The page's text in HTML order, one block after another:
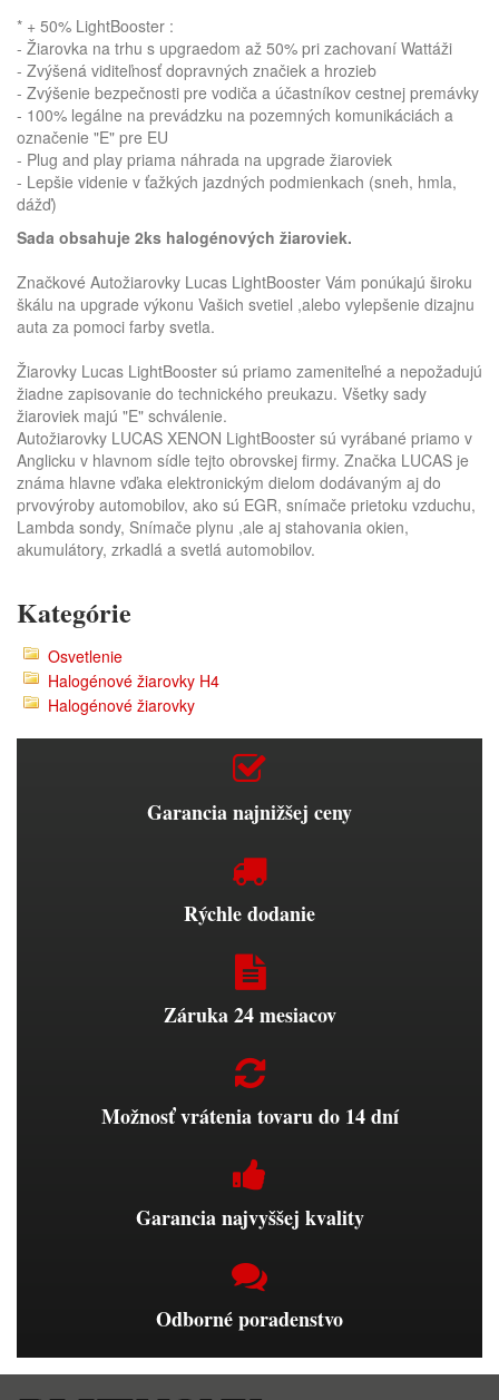
* + 50% LightBooster :
- Žiarovka na trhu s upgraedom až 50% pri zachovaní Wattáži
- Zvýšená viditeľnosť dopravných značiek a hrozieb
- Zvýšenie bezpečnosti pre vodiča a účastníkov cestnej premávky
- 100% legálne na prevádzku na pozemných komunikáciách a
označenie "E" pre EU
- Plug and play priama náhrada na upgrade žiaroviek
- Lepšie videnie v ťažkých jazdných podmienkach (sneh, hmla,
dážď)
Sada obsahuje 2ks halogénových žiaroviek.
Značkové Autožiarovky Lucas LightBooster Vám ponúkajú široku
škálu na upgrade výkonu Vašich svetiel ,alebo vylepšenie dizajnu
auta za pomoci farby svetla.
Žiarovky Lucas LightBooster sú priamo zameniteľné a nepožadujú
žiadne zapisovanie do technického preukazu. Všetky sady
žiaroviek majú "E" schválenie.
Autožiarovky LUCAS XENON LightBooster sú vyrábané priamo v
Anglicku v hlavnom sídle tejto obrovskej firmy. Značka LUCAS je
známa hlavne vďaka elektronickým dielom dodávaným aj do
prvovýroby automobilov, ako sú EGR, snímače prietoku vzduchu,
Lambda sondy, Snímače plynu ,ale aj stahovania okien,
akumulátory, zrkadlá a svetlá automobilov.
Kategórie
Osvetlenie
Halogénové žiarovky H4
Halogénové žiarovky
Garancia najnižšej ceny
Rýchle dodanie
Záruka 24 mesiacov
Možnosť vrátenia tovaru do 14 dní
Garancia najvyššej kvality
Odborné poradenstvo